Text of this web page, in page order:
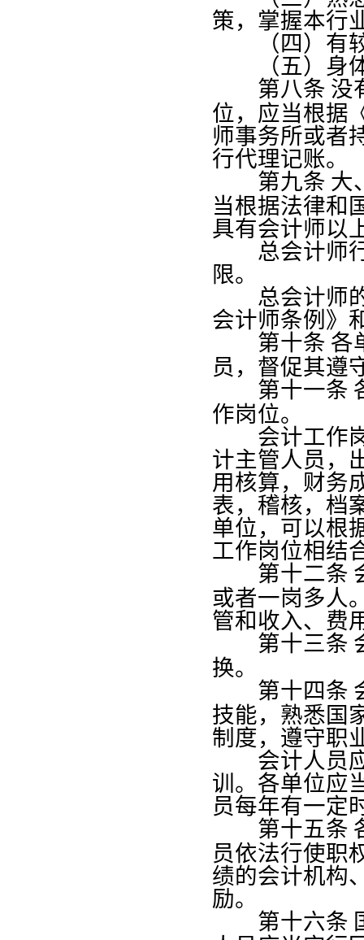
策，掌握本行
（四）有较
（五）身体
第八条 没
位，应当根据
师事务所或者
行代理记账。
第九条 大
当根据法律和
具有会计师以
总会计师行
限。
总会计师的
会计师条例》
第十条 各
员，督促其遵
第十一条
作岗位。
会计工作岗
计主管人员，
用核算，财务
表，稽核，档
单位，可以根
工作岗位相结
第十二条
或者一岗多人
管和收入、费
第十三条
换。
第十四条
技能，熟悉国
制度，遵守职
会计人员应
训。各单位应
员每年有一定
第十五条
员依法行使职
绩的会计机构
励。
第十六条